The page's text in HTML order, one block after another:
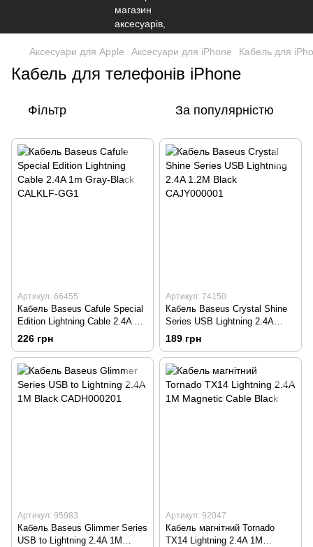
Аксесуари для Apple Аксесуари для iPhone Кабель для
Кабель для телефонів iPhone
Фільтр За популярністю
Артикул: 66455
Кабель Baseus Cafule Special
Edition Lightning Cable 2.4A 1m
Gray-Black CALKLF-GG1
226 грн
Артикул: 74150
Кабель Baseus Crystal Shine
Series USB Lightning 2.4A
1.2M Black CAJY000001
189 грн
Артикул: 95983
Кабель Baseus Glimmer Series
USB to Lightning 2.4A 1M
Артикул: 92047
Кабель магнітний Tornado
TX14 Lightning 2.4A 1M